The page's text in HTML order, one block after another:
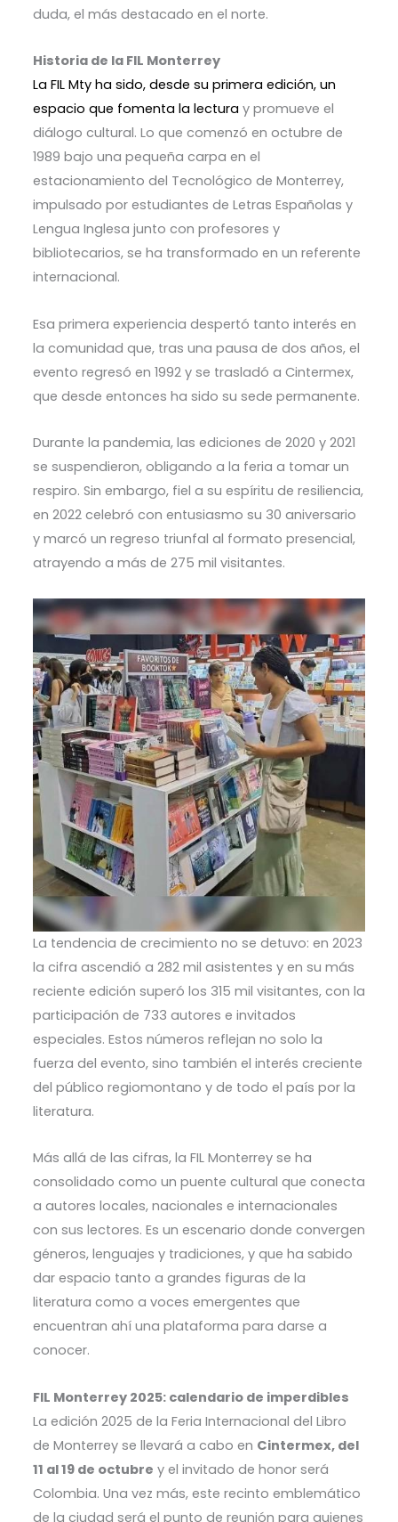
duda, el más destacado en el norte.
Historia de la FIL Monterrey
La FIL Mty ha sido, desde su primera edición, un
espacio que fomenta la lectura y promueve el
diálogo cultural. Lo que comenzó en octubre de
1989 bajo una pequeña carpa en el
estacionamiento del Tecnológico de Monterrey,
impulsado por estudiantes de Letras Españolas y
Lengua Inglesa junto con profesores y
bibliotecarios, se ha transformado en un referente
internacional.
Esa primera experiencia despertó tanto interés en
la comunidad que, tras una pausa de dos años, el
evento regresó en 1992 y se trasladó a Cintermex,
que desde entonces ha sido su sede permanente.
Durante la pandemia, las ediciones de 2020 y 2021
se suspendieron, obligando a la feria a tomar un
respiro. Sin embargo, fiel a su espíritu de resiliencia,
en 2022 celebró con entusiasmo su 30 aniversario
y marcó un regreso triunfal al formato presencial,
atrayendo a más de 275 mil visitantes.
La tendencia de crecimiento no se detuvo: en 2023
la cifra ascendió a 282 mil asistentes y en su más
reciente edición superó los 315 mil visitantes, con la
participación de 733 autores e invitados
especiales. Estos números reflejan no solo la
fuerza del evento, sino también el interés creciente
del público regiomontano y de todo el país por la
literatura.
Más allá de las cifras, la FIL Monterrey se ha
consolidado como un puente cultural que conecta
a autores locales, nacionales e internacionales
con sus lectores. Es un escenario donde convergen
géneros, lenguajes y tradiciones, y que ha sabido
dar espacio tanto a grandes figuras de la
literatura como a voces emergentes que
encuentran ahí una plataforma para darse a
conocer.
FIL Monterrey 2025: calendario de imperdibles
La edición 2025 de la Feria Internacional del Libro
de Monterrey se llevará a cabo en Cintermex, del
11 al 19 de octubre y el invitado de honor será
Colombia. Una vez más, este recinto emblemático
de la ciudad será el punto de reunión para quienes